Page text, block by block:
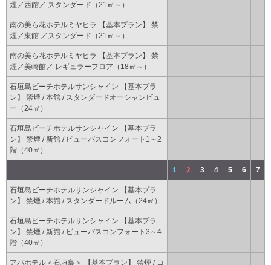
煙／西館／ スタンダード（21㎡～）
南の美ら花ホテルミヤヒラ 【基本プラン】 禁
煙／東館 ／スタンダード（21㎡～）
南の美ら花ホテルミヤヒラ 【基本プラン】 禁
煙／美崎館／ レギュラーフロア（18㎡～）
石垣島ビーチホテルサンシャイン 【基本プラ
ン】 禁煙 / 本館 / スタンダードオーシャンビュ
ー（24㎡）
石垣島ビーチホテルサンシャイン 【基本プラ
ン】 禁煙 / 新館 / ビューバスコンフォート1～2
階（40㎡）
1 2 3 4 5 6 7
石垣島ビーチホテルサンシャイン 【基本プラ
ン】 禁煙 / 本館 / スタンダードルーム（24㎡）
石垣島ビーチホテルサンシャイン 【基本プラ
ン】 禁煙 / 新館 / ビューバスコンフォート3～4
階（40㎡）
アパホテル＜石垣島＞ 【基本プラン】 禁煙 / コ